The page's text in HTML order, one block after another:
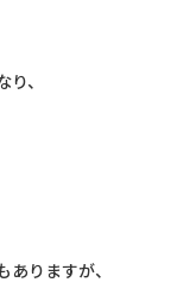
、
りますが、